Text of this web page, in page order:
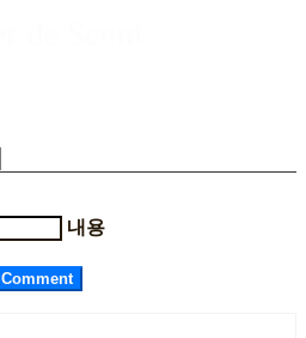
내용
Comment